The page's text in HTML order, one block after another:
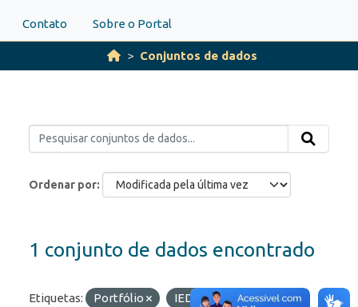
Contato Sobre o Portal
Conjuntos de dados
Ordenar por
1 conjunto de dados encontrado
Etiquetas: Portfólio IED
Licenças: